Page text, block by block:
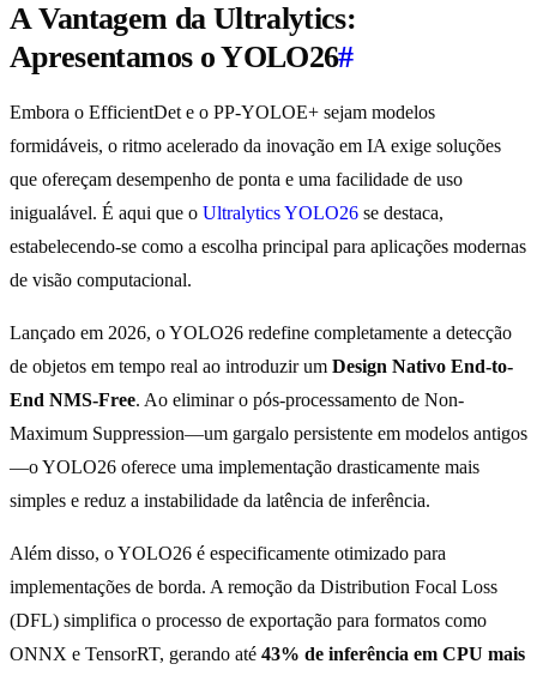
A Vantagem da Ultralytics:
Apresentamos o YOLO26#
Embora o EfficientDet e o PP-YOLOE+ sejam modelos
formidáveis, o ritmo acelerado da inovação em IA exige soluções
que ofereçam desempenho de ponta e uma facilidade de uso
inigualável. É aqui que o Ultralytics YOLO26 se destaca,
estabelecendo-se como a escolha principal para aplicações modernas
de visão computacional.
Lançado em 2026, o YOLO26 redefine completamente a detecção
de objetos em tempo real ao introduzir um Design Nativo End-to-
End NMS-Free. Ao eliminar o pós-processamento de Non-
Maximum Suppression—um gargalo persistente em modelos antigos
—o YOLO26 oferece uma implementação drasticamente mais
simples e reduz a instabilidade da latência de inferência.
Além disso, o YOLO26 é especificamente otimizado para
implementações de borda. A remoção da Distribution Focal Loss
(DFL) simplifica o processo de exportação para formatos como
ONNX e TensorRT, gerando até 43% de inferência em CPU mais